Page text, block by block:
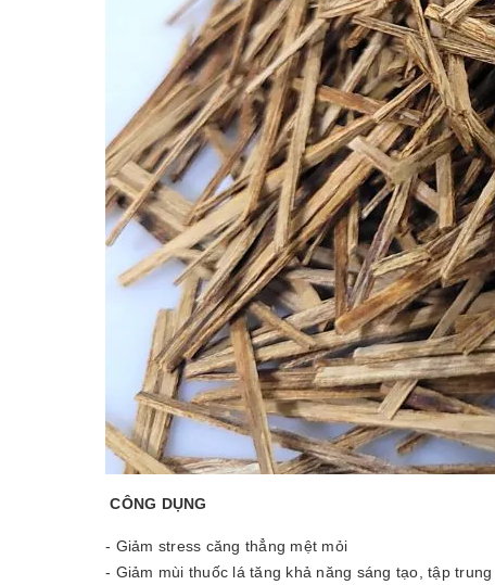
CÔNG DỤNG
- Giảm stress căng thẳng mệt mỏi
- Giảm mùi thuốc lá tăng khả năng sáng tạo, tập